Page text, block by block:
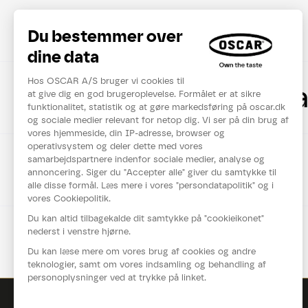
Næringsværdier
Anvendelse og
Ingredienser
Teknisk data